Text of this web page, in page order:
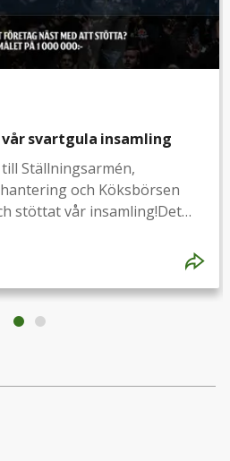
svartgula insamling
Ställningsarmén,
och Köksbörsen
stöttat vår insamling!Det